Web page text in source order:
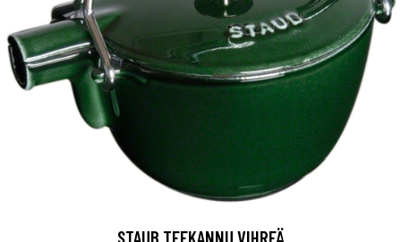
STAUB TEEKANNU VIHREÄ